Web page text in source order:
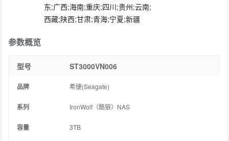
东;广西;海南;重庆;四川;贵州;云南;
西藏;陕西;甘肃;青海;宁夏;新疆
参数概览
型号 ST3000VN006
品牌 希捷(Seagate)
系列 IronWolf（酷狼）NAS
容量 3TB